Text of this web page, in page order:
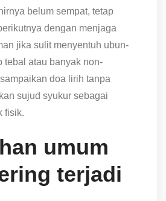
belum sempat, tetap
dengan menjaga
jika sulit menyentuh ubun-
tebal atau banyak non-
doa lirih tanpa
sujud syukur sebagai
fisik.
umum
terjadi